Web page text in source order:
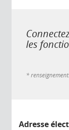
les
*
Adresse